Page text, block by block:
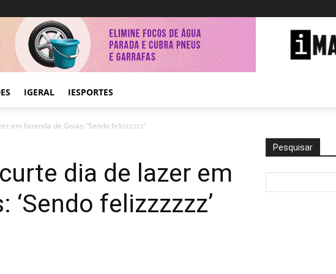
IGERAL IESPORTES
em fazenda de Goiás: ‘Sendo felizzzzzz’
dia de lazer em
felizzzzzz’
Pesquisar